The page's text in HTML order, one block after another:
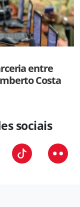
entre
Costa
sociais